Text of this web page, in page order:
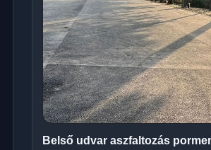
Belső udvar aszfaltozás